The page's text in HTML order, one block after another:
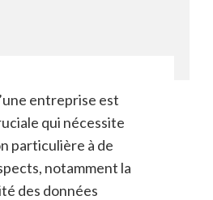
entreprise est
qui nécessite
particulière à de
notamment la
des données